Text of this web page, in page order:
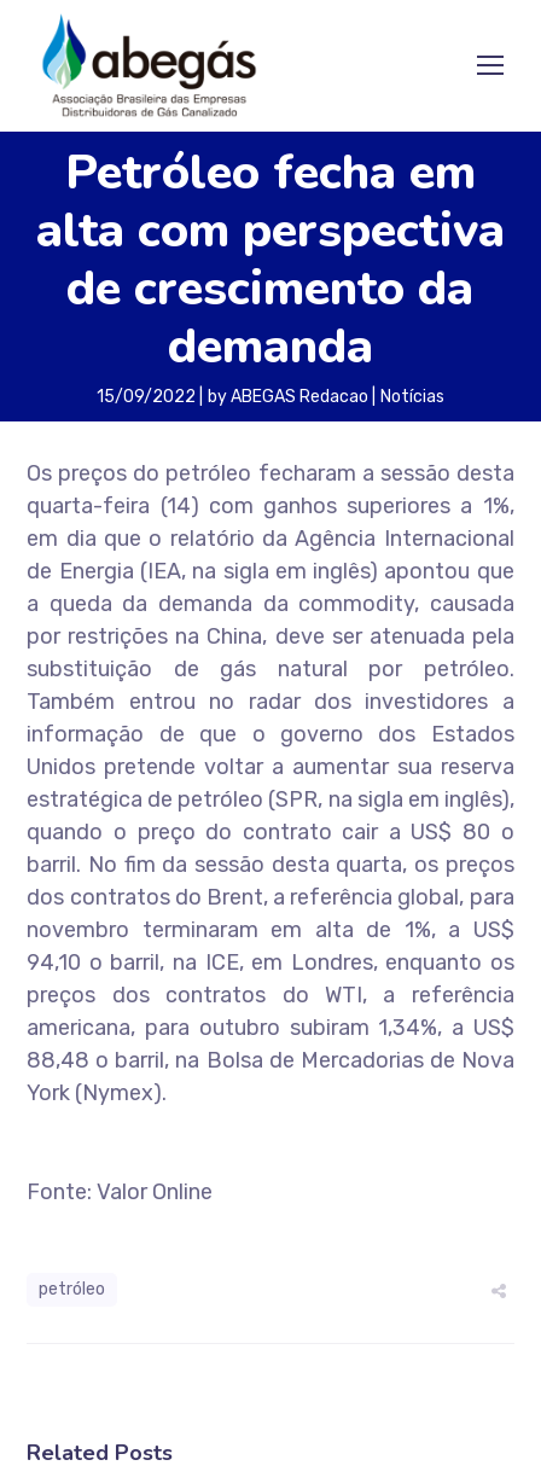
Petróleo fecha em
alta com perspectiva
de crescimento da
demanda
15/09/2022 byABEGAS Redacao Notícias
Os preços do petróleo fecharam a sessão desta
quarta-feira (14) com ganhos superiores a 1%,
em dia que o relatório da Agência Internacional
de Energia (IEA, na sigla em inglês) apontou que
a queda da demanda da commodity, causada
por restrições na China, deve ser atenuada pela
substituição de gás natural por petróleo.
Também entrou no radar dos investidores a
informação de que o governo dos Estados
Unidos pretende voltar a aumentar sua reserva
estratégica de petróleo (SPR, na sigla em inglês),
quando o preço do contrato cair a US$ 80 o
barril. No fim da sessão desta quarta, os preços
dos contratos do Brent, a referência global, para
novembro terminaram em alta de 1%, a US$
94,10 o barril, na ICE, em Londres, enquanto os
preços dos contratos do WTI, a referência
americana, para outubro subiram 1,34%, a US$
88,48 o barril, na Bolsa de Mercadorias de Nova
York (Nymex).
Fonte: Valor Online
petróleo
Related Posts